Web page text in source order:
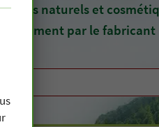
naturels et
par le fabricant